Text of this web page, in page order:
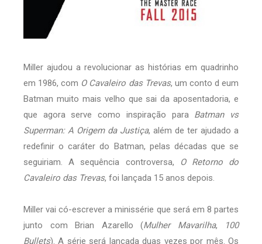
Miller ajudou a revolucionar as histórias em quadrinho
em 1986, com O Cavaleiro das Trevas, um conto d eum
Batman muito mais velho que sai da aposentadoria, e
que agora serve como inspiração para Batman vs
Superman: A Origem da Justiça, além de ter ajudado a
redefinir o caráter do Batman, pelas décadas que se
seguiriam. A sequência controversa,
O Retorno do
Cavaleiro das Trevas, foi lançada 15 anos depois.
Miller vai có-escrever a minissérie que será em 8 partes
junto com Brian Azarello (Mulher Mavarilha,
100
Bullets). A série será lançada duas vezes por mês. Os